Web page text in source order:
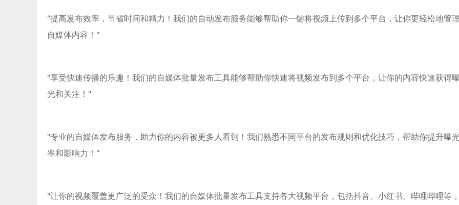
"提高发布效率，节省时间和精力！我们的自动发布服务能够帮助你一键将视频上传到多个平台，让你更轻松地管理
自媒体内容！"
"享受快速传播的乐趣！我们的自媒体批量发布工具能够帮助你快速将视频发布到多个平台，让你的内容快速获得曝
光和关注！"
"专业的自媒体发布服务，助力你的内容被更多人看到！我们熟悉不同平台的发布规则和优化技巧，帮助你提升曝
率和影响力！"
"让你的视频覆盖更广泛的受众！我们的自媒体批量发布工具支持各大视频平台，包括抖音、小红书、哔哩哔哩等，